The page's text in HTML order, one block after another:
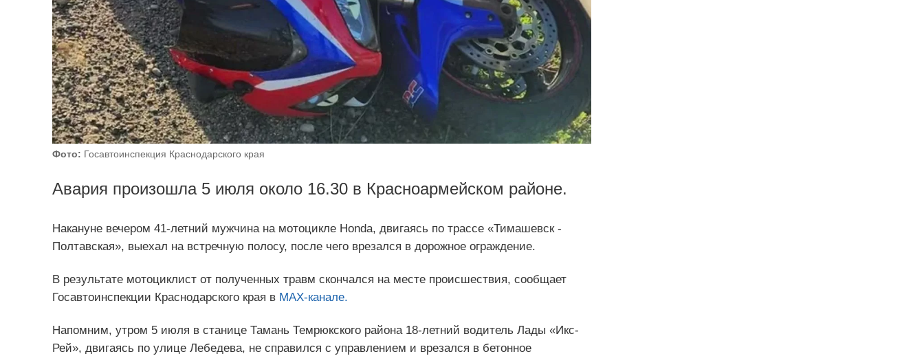
Фото: Госавтоинспекция Краснодарского края
Авария произошла 5 июля около 16.30 в Красноармейском районе.
Накануне вечером 41-летний мужчина на мотоцикле Honda, двигаясь по трассе «Тимашевск -
Полтавская», выехал на встречную полосу, после чего врезался в дорожное ограждение.
В результате мотоциклист от полученных травм скончался на месте происшествия, сообщает
Госавтоинспекции Краснодарского края в MAX-канале.
Напомним, утром 5 июля в станице Тамань Темрюкского района 18-летний водитель Лады «Икс-
Рей», двигаясь по улице Лебедева, не справился с управлением и врезался в бетонное